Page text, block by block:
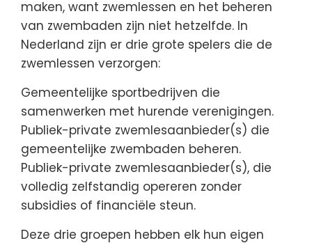
maken, want zwemlessen en het beheren
van zwembaden zijn niet hetzelfde. In
Nederland zijn er drie grote spelers die de
zwemlessen verzorgen:
Gemeentelijke sportbedrijven die
samenwerken met hurende verenigingen.
Publiek-private zwemlesaanbieder(s) die
gemeentelijke zwembaden beheren.
Publiek-private zwemlesaanbieder(s), die
volledig zelfstandig opereren zonder
subsidies of financiële steun.
Deze drie groepen hebben elk hun eigen